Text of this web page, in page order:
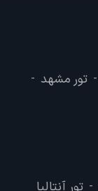
- تور مشهد -
- تور آنتالیا